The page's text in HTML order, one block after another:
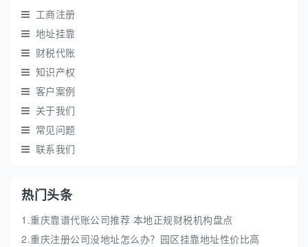
工商注册
地址挂靠
财税代账
知识产权
客户案例
关于我们
常见问题
联系我们
热门头条
1.重庆靠谱代账公司推荐 本地正规财税机构盘点
2.重庆注册公司没地址怎么办？园区挂靠地址性价比高